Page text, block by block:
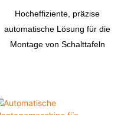
Hocheffiziente, präzise
automatische Lösung für die
Montage von Schalttafeln